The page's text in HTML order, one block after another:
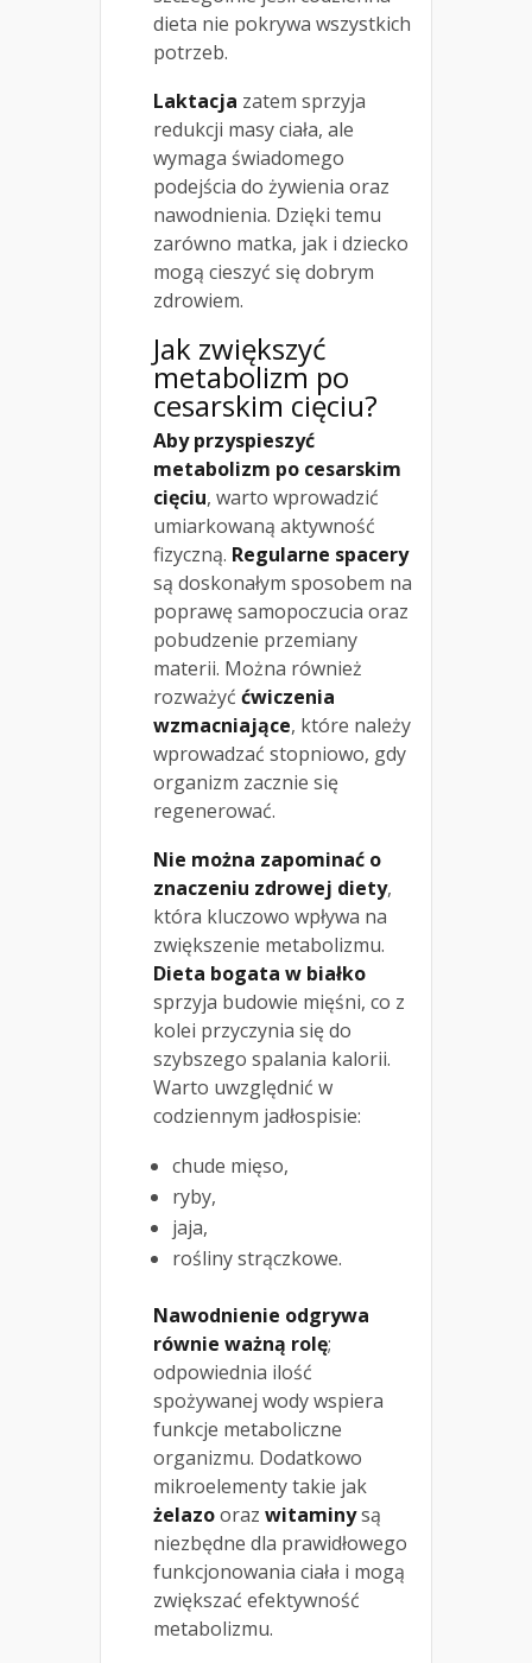
dieta nie pokrywa wszystkich
potrzeb.
Laktacja zatem sprzyja
redukcji masy ciała, ale
wymaga świadomego
podejścia do żywienia oraz
nawodnienia. Dzięki temu
zarówno matka, jak i dziecko
mogą cieszyć się dobrym
zdrowiem.
Jak zwiększyć
metabolizm po
cesarskim cięciu?
Aby przyspieszyć
metabolizm po cesarskim
cięciu, warto wprowadzić
umiarkowaną aktywność
fizyczną. Regularne spacery
są doskonałym sposobem na
poprawę samopoczucia oraz
pobudzenie przemiany
materii. Można również
rozważyć ćwiczenia
wzmacniające, które należy
wprowadzać stopniowo, gdy
organizm zacznie się
regenerować.
Nie można zapominać o
znaczeniu zdrowej diety,
która kluczowo wpływa na
zwiększenie metabolizmu.
Dieta bogata w białko
sprzyja budowie mięśni, co z
kolei przyczynia się do
szybszego spalania kalorii.
Warto uwzględnić w
codziennym jadłospisie:
chude mięso,
ryby,
jaja,
rośliny strączkowe.
Nawodnienie odgrywa
równie ważną rolę;
odpowiednia ilość
spożywanej wody wspiera
funkcje metaboliczne
organizmu. Dodatkowo
mikroelementy takie jak
żelazooraz witaminysą
niezbędne dla prawidłowego
funkcjonowania ciała i mogą
zwiększać efektywność
metabolizmu.